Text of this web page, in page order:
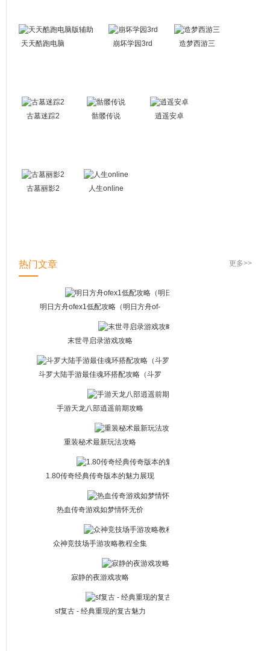
天天酷跑电脑
崩坏学园3rd 造梦西游三
古墓迷踪2 骷髅传说 逍遥安卓
古墓丽影2 人生online
更多>>
热门文章
明日方舟ofex1低配攻略（明日方舟of-
末世寻启录游戏攻略
斗罗大陆手游最佳魂环搭配攻略（斗罗
手游天龙八部逍遥前期攻略
重装秘术最新玩法攻略
1.80传奇经典传奇版本的魅力展现
热血传奇游戏如梦情怀无价
众神竞技场手游攻略教程全集
寂静的夜游戏攻略
sf复古 - 经典重现的复古魅力